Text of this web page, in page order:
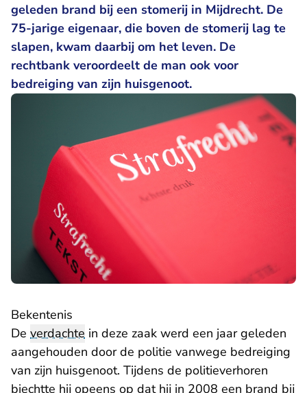
geleden brand bij een stomerij in Mijdrecht. De
75-jarige eigenaar, die boven de stomerij lag te
slapen, kwam daarbij om het leven. De
rechtbank veroordeelt de man ook voor
bedreiging van zijn huisgenoot.
Bekentenis
De verdachte in deze zaak werd een jaar geleden
aangehouden door de politie vanwege bedreiging
van zijn huisgenoot. Tijdens de politieverhoren
biechtte hij opeens op dat hij in 2008 een brand bij